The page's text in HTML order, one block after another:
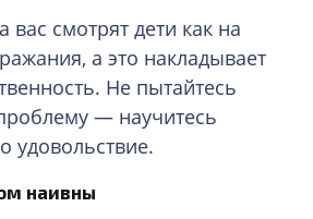
смотрят дети как на
а это накладывает
Не пытайтесь
— научитесь
удовольствие.
наивны